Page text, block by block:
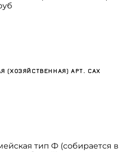
(ХОЗЯЙСТВЕННАЯ) АРТ. САХ